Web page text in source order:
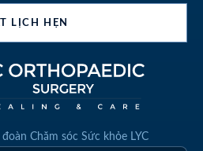
LỊCH HẸN
đoàn Chăm sóc Sức khỏe LYC